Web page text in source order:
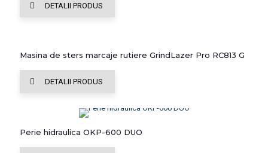
DETALII PRODUS
Masina de sters marcaje rutiere GrindLazer Pro RC813 G
DETALII PRODUS
Perie hidraulica OKP-600 DUO